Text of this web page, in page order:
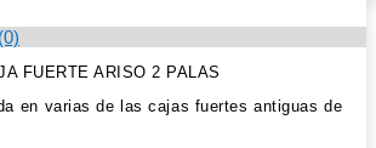
FUERTE ARISO 2 PALAS
en varias de las cajas fuertes antiguas de